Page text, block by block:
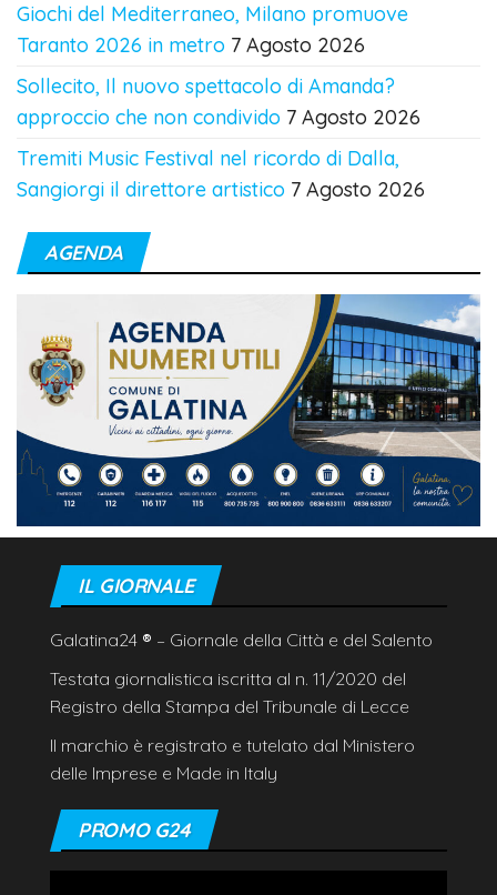
Giochi del Mediterraneo, Milano promuove
Taranto 2026 in metro 7 Agosto 2026
Sollecito, Il nuovo spettacolo di Amanda?
approccio che non condivido 7 Agosto 2026
Tremiti Music Festival nel ricordo di Dalla,
Sangiorgi il direttore artistico 7 Agosto 2026
AGENDA
IL GIORNALE
Galatina24 ® – Giornale della Città e del Salento
Testata giornalistica iscritta al n. 11/2020 del
Registro della Stampa del Tribunale di Lecce
Il marchio è registrato e tutelato dal Ministero
delle Imprese e Made in Italy
PROMO G24